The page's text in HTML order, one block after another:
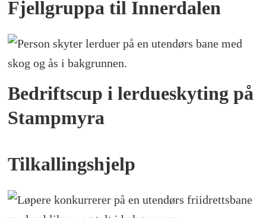
Fjellgruppa til Innerdalen
Bedriftscup i lerdueskyting på
Stampmyra
Tilkallingshjelp